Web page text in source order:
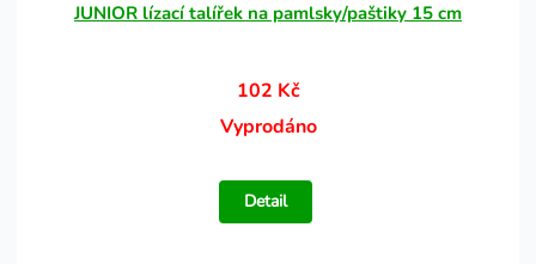
JUNIOR lízací talířek na pamlsky/paštiky 15 cm
102 Kč
Vyprodáno
Detail